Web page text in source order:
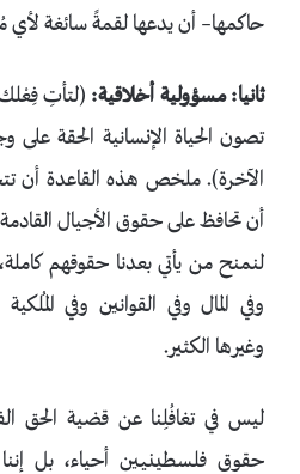
حاكمها– أن يدعها لقمةً سائغة لأي
ثانيا: مسؤولية أخلاقية: (لتأتِ
تصون الحياة الإنسانية الحقة
الآخرة). ملخص هذه القاعدة أن
أن تحافظ على حقوق الأجيال القادمة.
لنمنح من يأتي بعدنا حقوقهم
وفي المال وفي القوانين وفي
وغيرها الكثير.
ليس في تغافُلِنا عن قضية الحق
حقوق فلسطينيين أحياء، بل